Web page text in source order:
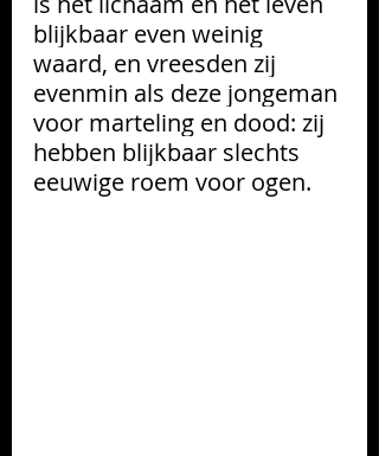
blijkbaar even weinig
waard, en vreesden zij
evenmin als deze jongeman
voor marteling en dood: zij
hebben blijkbaar slechts
eeuwige roem voor ogen.